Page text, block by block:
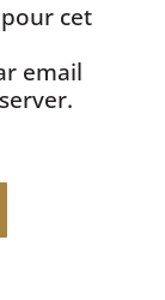
cet
email